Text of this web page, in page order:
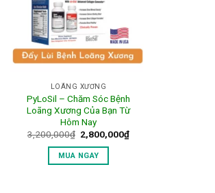
LOÃNG XƯƠNG
PyLoSil – Chăm Sóc Bệnh
Loãng Xương Của Bạn Từ
Hôm Nay
3,200,000₫ Giá
gốc
là:
3,200,000₫.
2,800,000₫Giá
MUA NGAY